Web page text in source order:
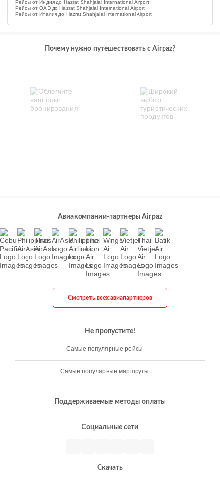
Рейсы от Индия до Hazrat Shahjalal International Airport
Рейсы от ОАЭ до Hazrat Shahjalal International Airport
Рейсы от Италия до Hazrat Shahjalal International Airport
Почему нужно путешествовать с Airpaz?
Авиакомпании-партнеры Airpaz
Смотреть всех авиапартнеров
Не пропустите!
Самые популярные рейсы
Самые популярные маршруты
Поддерживаемые методы оплаты
Социальные сети
Скачать